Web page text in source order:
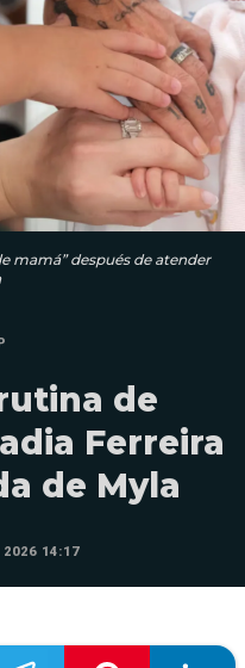
mamá” después de atender
de
Ferreira
de Myla
2026 14:17